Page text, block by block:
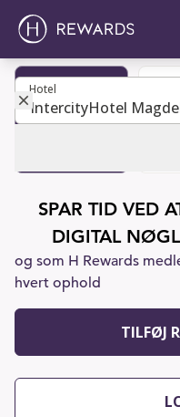
Hotel
Hotel
SPAR TID VED
DIGITAL
og som H Rewards
hvert ophold
TILFØJ